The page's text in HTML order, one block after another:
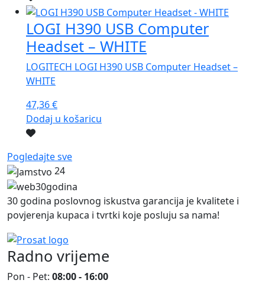
LOGI H390 USB Computer
Headset – WHITE
LOGITECH LOGI H390 USB Computer Headset –
WHITE
47,36€
Dodaj u košaricu
Pogledajte sve
24
30 godina poslovnog iskustva garancija je kvalitete i
povjerenja kupaca i tvrtki koje posluju sa nama!
Radno vrijeme
Pon - Pet: 08:00 - 16:00